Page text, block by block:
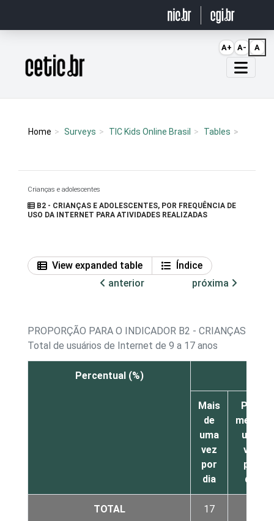
Página inicial
Home Surveys TIC Kids Online Brasil Tables
Crianças e adolescentes
B2 - CRIANÇAS E ADOLESCENTES, POR FREQUÊNCIA DE
USO DA INTERNET PARA ATIVIDADES REALIZADAS
View expanded table
Índice
anterior
próxima
PROPORÇÃO PARA O INDICADOR B2 - CRIANÇAS E
Total de usuários de Internet de 9 a 17 anos
Percentual (%)
Mais
de
uma
vez
por
dia
Pelo
menos
uma
vez
por
dia
TOTAL 17
A+ A- A